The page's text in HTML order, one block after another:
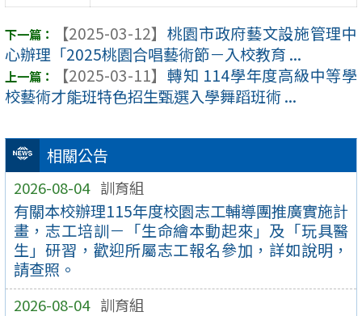
相關公告
2026-08-04 訓育組
有關本校辦理115年度校園志工輔導團推廣實施計
畫，志工培訓－「生命繪本動起來」及「玩具醫
生」研習，歡迎所屬志工報名參加，詳如說明，
請查照。
2026-08-04 訓育組
【2025-03-12】 桃園市政府藝文設施管理中
心辦理「2025桃園合唱藝術節－入校教育 ...
【2025-03-11】 轉知 114學年度高級中等學
校藝術才能班特色招生甄選入學舞蹈班術 ...